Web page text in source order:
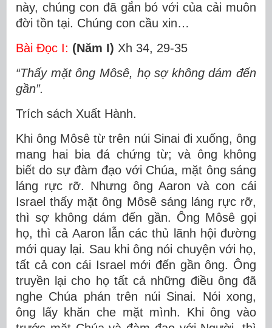
này, chúng con đã gắn bó với của cải muôn
đời tồn tại. Chúng con cầu xin…
Bài Ðọc I: (Năm I) Xh 34, 29-35
“Thấy mặt ông Môsê, họ sợ không dám đến
gần”.
Trích sách Xuất Hành.
Khi ông Môsê từ trên núi Sinai đi xuống, ông
mang hai bia đá chứng từ; và ông không
biết do sự đàm đạo với Chúa, mặt ông sáng
láng rực rỡ. Nhưng ông Aaron và con cái
Israel thấy mặt ông Môsê sáng láng rực rỡ,
thì sợ không dám đến gần. Ông Môsê gọi
họ, thì cả Aaron lẫn các thủ lãnh hội đường
mới quay lại. Sau khi ông nói chuyện với họ,
tất cả con cái Israel mới đến gần ông. Ông
truyền lại cho họ tất cả những điều ông đã
nghe Chúa phán trên núi Sinai. Nói xong,
ông lấy khăn che mặt mình. Khi ông vào